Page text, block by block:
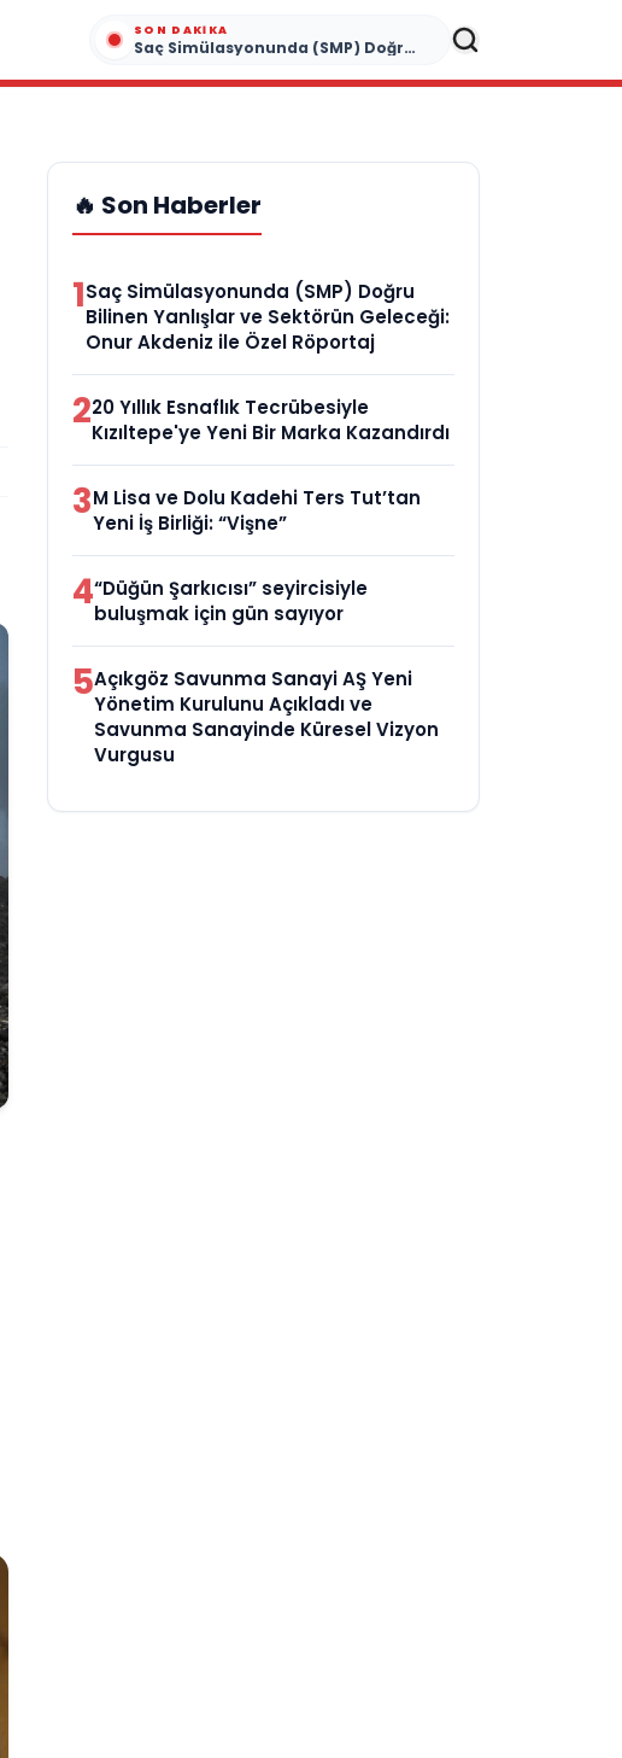
SON DAKIKA
Saç Simülasyonunda (SMP) Doğru Bilinen Yanlışlar ve Sektörün Geleceği: Onur Akdeniz ile Özel Röportaj
🔥 Son Haberler
1Saç Simülasyonunda (SMP) Doğru
Bilinen Yanlışlar ve Sektörün Geleceği:
Onur Akdeniz ile Özel Röportaj
220 Yıllık Esnaflık Tecrübesiyle
Kızıltepe'ye Yeni Bir Marka Kazandırdı
3M Lisa ve Dolu Kadehi Ters Tut’tan
Yeni İş Birliği: “Vişne”
4“Düğün Şarkıcısı” seyircisiyle
buluşmak için gün sayıyor
5Açıkgöz Savunma Sanayi AŞ Yeni
Yönetim Kurulunu Açıkladı ve
Savunma Sanayinde Küresel Vizyon
Vurgusu